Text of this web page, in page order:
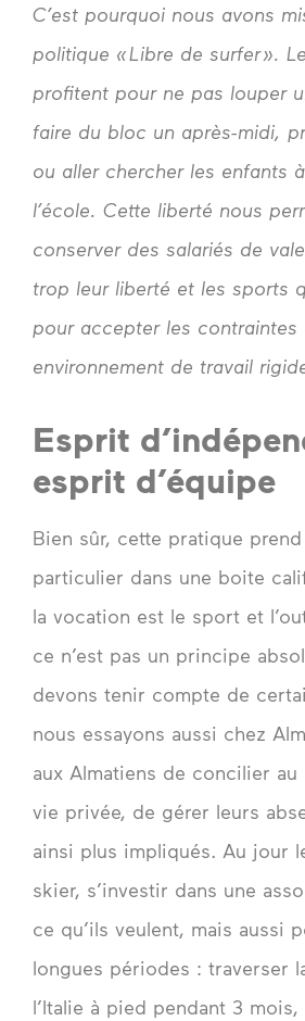
C’est pourquoi nous avons
politique « Libre de surfer ».
profitent pour ne pas louper
faire du bloc un après-midi,
ou aller chercher les enfants
l’école. Cette liberté nous
conserver des salariés de
trop leur liberté et les sports
pour accepter les contraintes
environnement de travail
Esprit
esprit d’équipe
Bien sûr, cette pratique
particulier dans une boite
la vocation est le sport et
ce n’est pas un principe
devons tenir compte de
nous essayons aussi chez
aux Almatiens de concilier
vie privée, de gérer leurs
ainsi plus impliqués. Au jour
skier, s’investir dans une
ce qu’ils veulent, mais aussi
longues périodes : traverser
l’Italie à pied pendant 3 mois,